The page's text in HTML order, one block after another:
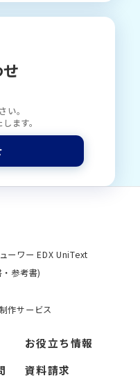
い。
ます。
ーワー EDX UniText
参考書)
作サービス
お役立ち情報
資料請求